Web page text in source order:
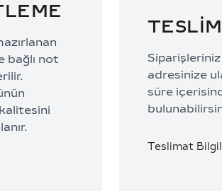
bağlı not
adresinize
süre
Teslimat